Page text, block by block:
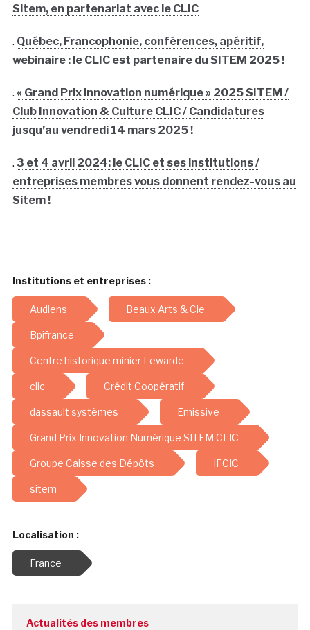
Sitem, en partenariat avec le CLIC
. Québec, Francophonie, conférences, apéritif,
webinaire : le CLIC est partenaire du SITEM 2025 !
. « Grand Prix innovation numérique » 2025 SITEM /
Club Innovation & Culture CLIC / Candidatures
jusqu’au vendredi 14 mars 2025 !
. 3 et 4 avril 2024: le CLIC et ses institutions /
entreprises membres vous donnent rendez-vous au
Sitem !
Institutions et entreprises :
Audiens Beaux Arts & Cie
Bpifrance
Centre historique minier Lewarde
clic Crédit Coopératif
dassault systèmes Emissive
Grand Prix Innovation Numérique SITEM CLIC
Groupe Caisse des Dépôts IFCIC
sitem
Localisation :
France
Actualités des membres